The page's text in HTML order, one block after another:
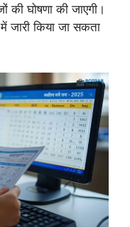
की घोषणा की जाएगी।
जारी किया जा सकता